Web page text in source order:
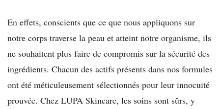
En effets, conscients que ce que nous appliquons sur
notre corps traverse la peau et atteint notre organisme, ils
ne souhaitent plus faire de compromis sur la sécurité des
ingrédients. Chacun des actifs présents dans nos formules
ont été méticuleusement sélectionnés pour leur innocuité
prouvée. Chez LUPA Skincare, les soins sont sûrs, y